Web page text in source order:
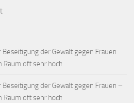
Beseitigung der Gewalt gegen Frauen –
Raum oft sehr hoch
Beseitigung der Gewalt gegen Frauen –
Raum oft sehr hoch